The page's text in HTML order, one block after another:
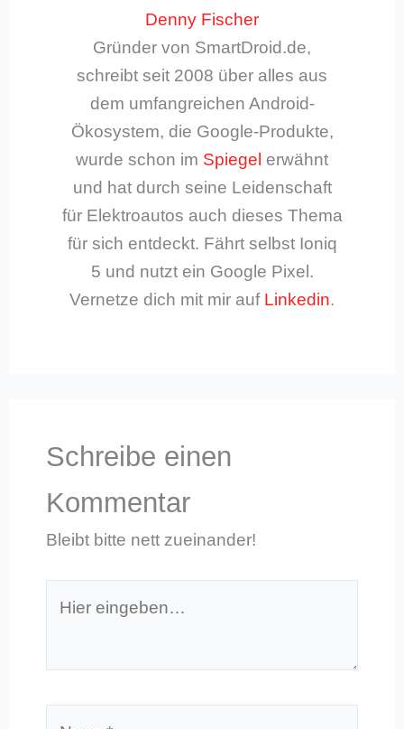
Denny Fischer
Gründer von SmartDroid.de,
schreibt seit 2008 über alles aus
dem umfangreichen Android-
Ökosystem, die Google-Produkte,
wurde schon im Spiegel erwähnt
und hat durch seine Leidenschaft
für Elektroautos auch dieses Thema
für sich entdeckt. Fährt selbst Ioniq
5 und nutzt ein Google Pixel.
Vernetze dich mit mir auf Linkedin.
Schreibe einen
Kommentar
Bleibt bitte nett zueinander!
eingeben…